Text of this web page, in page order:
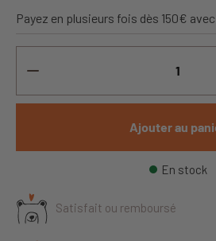
Payez en plusieurs fois dès 150€
Ajouter au
En stock
Satisfait ou remboursé